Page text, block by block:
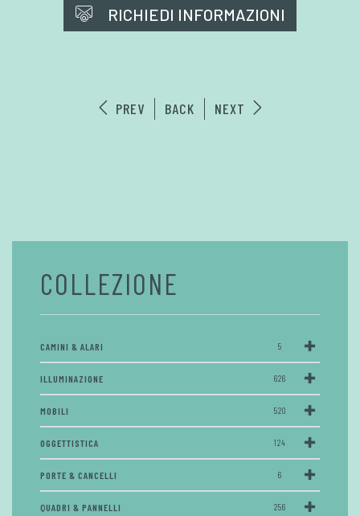
RICHIEDI INFORMAZIONI
PREV BACK NEXT
COLLEZIONE
CAMINI & ALARI 5
ILLUMINAZIONE 626
MOBILI 520
OGGETTISTICA 124
PORTE & CANCELLI 6
QUADRI & PANNELLI 256